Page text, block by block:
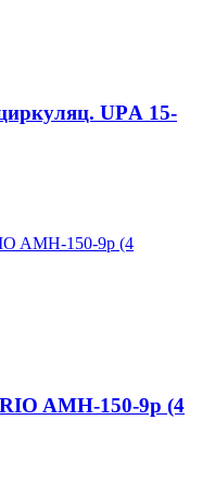
UPА 15-
AMH-150-9р (4